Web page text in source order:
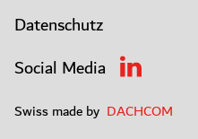
Datenschutz
Social Media
Swiss made by DACHCOM